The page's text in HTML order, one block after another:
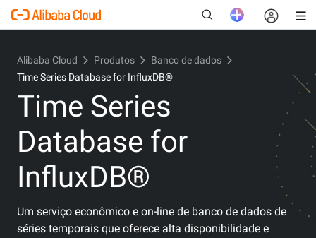
Alibaba Cloud Produtos
Banco de dados
Time Series Database for InfluxDB®
Time Series
Database for
InfluxDB®
Um serviço econômico e on-line de banco de dados de
séries temporais que oferece alta disponibilidade e